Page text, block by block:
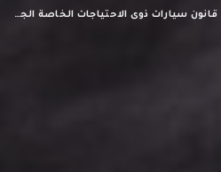
قانون سيارات ذوى الاحتياجات الخاصة الجديد 2024